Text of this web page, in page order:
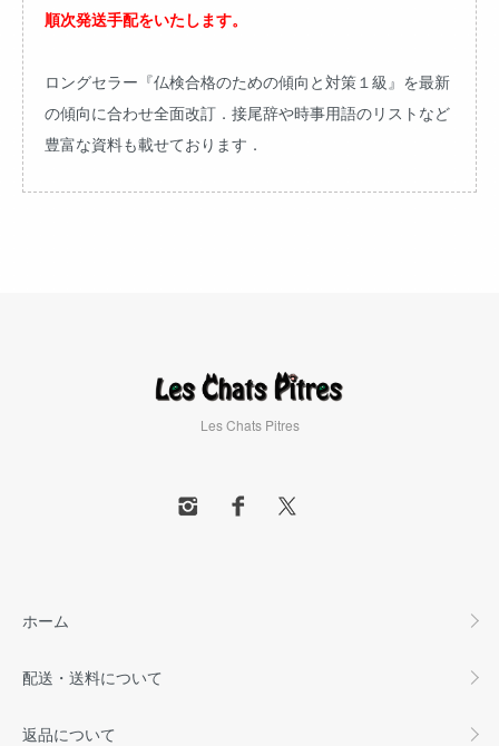
順次発送手配をいたします。
ロングセラー『仏検合格のための傾向と対策１級』を最新
の傾向に合わせ全面改訂．接尾辞や時事用語のリストなど
豊富な資料も載せております．
Les Chats Pitres
ホーム
配送・送料について
返品について